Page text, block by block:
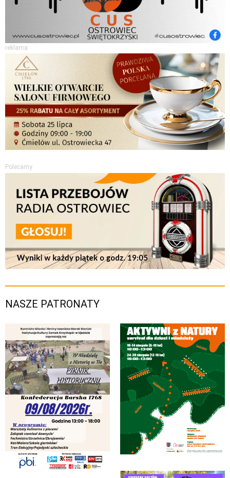
reklama
Polecamy
NASZE PATRONATY